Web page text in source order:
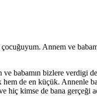
Annem ve
ve babamın bizlere verdigi
de en küçük. Annenle
hiç kimse de bana